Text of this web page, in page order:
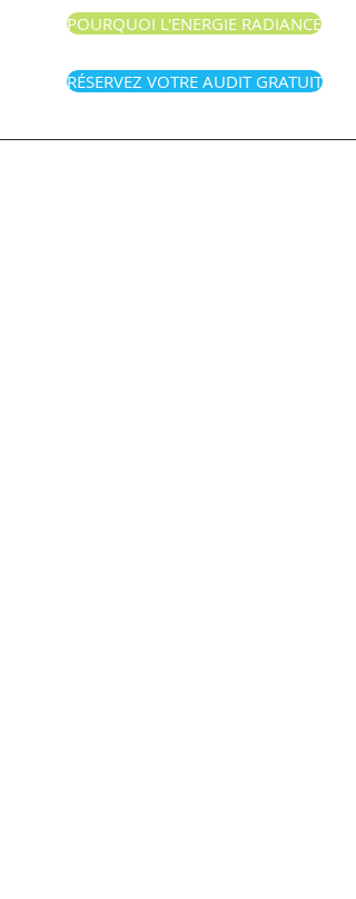
POURQUOI L'ENERGIE RADIANCE
RÉSERVEZ VOTRE AUDIT GRATUIT